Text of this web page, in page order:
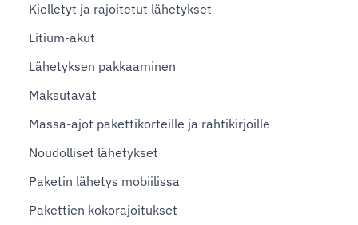
Kielletyt ja rajoitetut lähetykset
Litium-akut
Lähetyksen pakkaaminen
Maksutavat
Massa-ajot pakettikorteille ja rahtikirjoille
Noudolliset lähetykset
Paketin lähetys mobiilissa
Pakettien kokorajoitukset